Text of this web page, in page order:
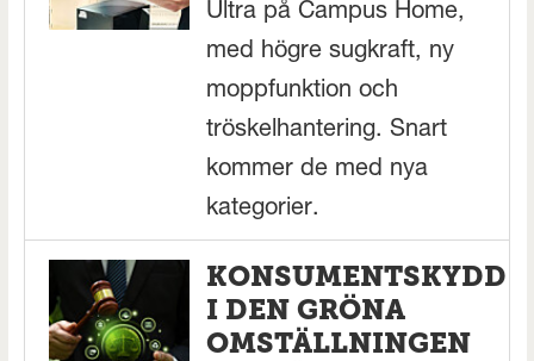
Ultra på Campus Home,
med högre sugkraft, ny
moppfunktion och
tröskelhantering. Snart
kommer de med nya
kategorier.
KONSUMENTSKYDD
I DEN GRÖNA
OMSTÄLLNINGEN